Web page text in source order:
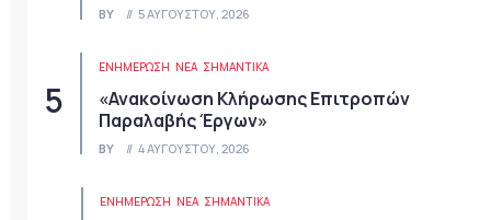
BY 5 ΑΥΓΟΎΣΤΟΥ, 2026
ΕΝΗΜΕΡΩΣΗ ΝΈΑ ΣΗΜΑΝΤΙΚΆ
«Ανακοίνωση Κλήρωσης Επιτροπών
Παραλαβής Έργων»
BY 4 ΑΥΓΟΎΣΤΟΥ, 2026
ΕΝΗΜΕΡΩΣΗ ΝΈΑ ΣΗΜΑΝΤΙΚΆ